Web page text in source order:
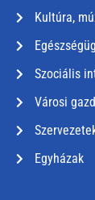
Kultúra,
Szociális
Városi
Egyházak